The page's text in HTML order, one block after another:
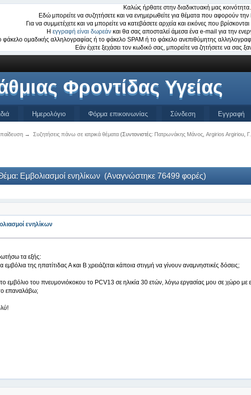
Καλώς ήρθατε στην διαδικτυακή μας κοινότητα.
Εδώ μπορείτε να συζητήσετε και να ενημερωθείτε για θέματα που αφορούν
Για να συμμετέχετε και να μπορείτε να κατεβάσετε αρχεία και εικόνες που
Η εγγραφή είναι δωρεάν και θα σας αποσταλεί άμεσα ένα e-mail για την
φάκελο ομαδικής αλληλογραφίας ή το φάκελο SPAM ή το φάκελο ανεπιθύμητης
Εάν έχετε ξεχάσει τον κωδικό σας, μπορείτε να ζητήσετε να σας
Φροντίδας Υγείας
Ημερολόγιο Φόρμα επικοινωνίας Σύνδεση Εγγραφή
→ Συζητήσεις πάνω σε ιατρικά θέματα(Συντονιστές: Πατρωνάκης Μάνος, Argirios Argiriou,
Εμβολιασμοί ενηλίκων (Αναγνώστηκε 76499 φορές)
ενηλίκων
τα εξής:
της ηπατίτιδας Α και Β χρειάζεται κάποια στιγμή να γίνουν αναμνηστικές δόσεις;
εμβόλιο του πνευμονιόκοκου το PCV13 σε ηλικία 30 ετών, λόγω εργασίας μου σε χώρο με
επαναλάβω;